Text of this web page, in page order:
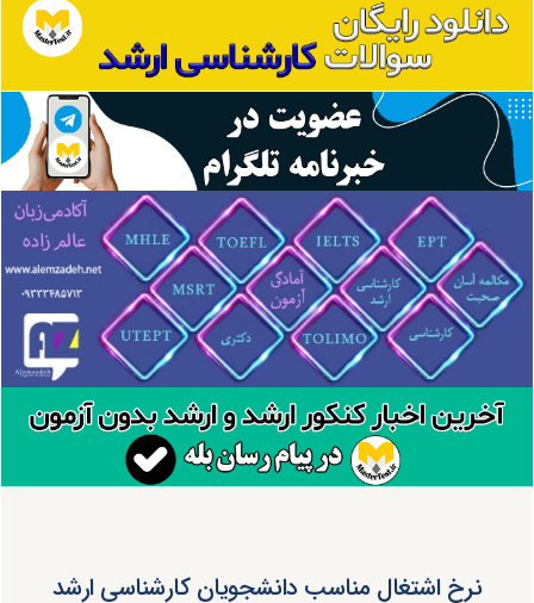
نرخ اشتغال مناسب دانشجویان کارشناسی ارشد